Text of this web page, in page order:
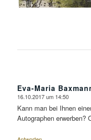
Eva-Maria
sagte:
16.10.2017 um 14:50
Kann man bei Ihnen
Autographen erwerben?